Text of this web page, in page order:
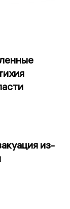
из-